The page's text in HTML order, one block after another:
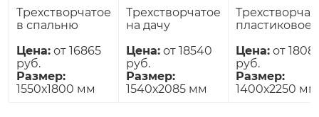
Трехстворчатое
в спальню
Цена: от 16865
руб.
Размер:
1550х1800 мм
Трехстворчатое
на дачу
Цена: от 18540
руб.
Размер:
1540х2085 мм
пластиковое
Цена: от
руб.
Размер:
1400х2250 мм